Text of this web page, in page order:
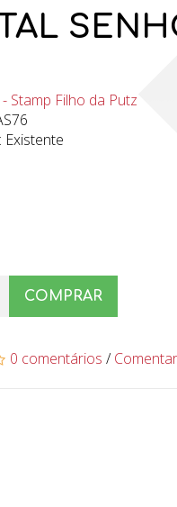
Stamp Filho da Putz
Existente
COMPRAR
0 comentários /Comentar